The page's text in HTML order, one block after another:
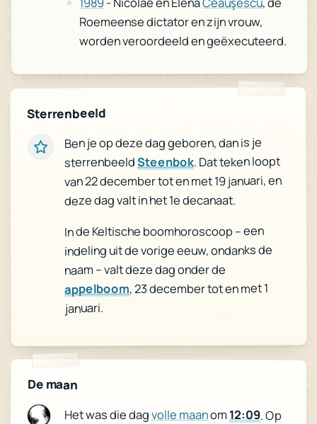
Roemeense dictator en zijn vrouw,
worden veroordeeld en geëxecuteerd.
Sterrenbeeld
Ben je op deze dag geboren, dan is je
sterrenbeeldSteenbok. Dat teken loopt
van 22 december tot en met 19 januari, en
deze dag valt in het 1e decanaat.
In de Keltische boomhoroscoop – een
indeling uit de vorige eeuw, ondanks de
naam – valt deze dag onder de
appelboom, 23 december tot en met 1
januari.
De maan
Het was die dagvolle maanom 12:09. Op